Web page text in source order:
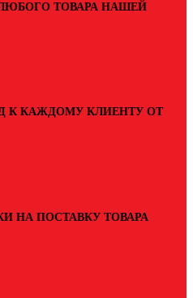
ТОВАРА НАШЕЙ
К КАЖДОМУ КЛИЕНТУ ОТ
НА ПОСТАВКУ ТОВАРА